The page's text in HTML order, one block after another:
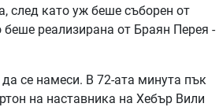
след като уж беше съборен от
реализирана от Браян Перея -
се намеси. В 72-ата минута пък
на наставника на Хебър Вили